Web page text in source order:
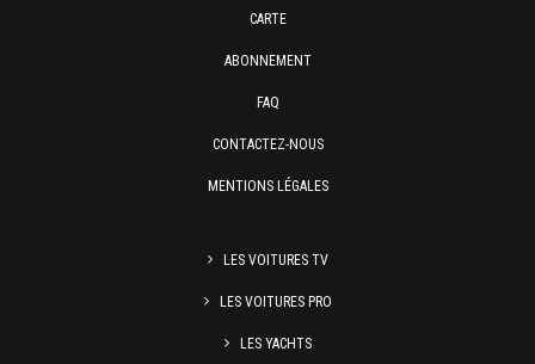
CARTE
ABONNEMENT
FAQ
CONTACTEZ-NOUS
MENTIONS LÉGALES
LES VOITURES TV
LES VOITURES PRO
LES YACHTS